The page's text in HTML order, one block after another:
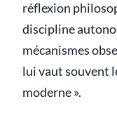
réflexion
discipline
mécanismes
lui vaut souvent
moderne ».